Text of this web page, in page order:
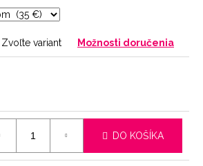
Zvoľte variant Možnosti doručenia
DO KOŠÍKA